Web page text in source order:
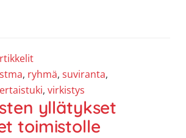
, ryhmä, suviranta,
, virkistys
yllätykset
toimistolle